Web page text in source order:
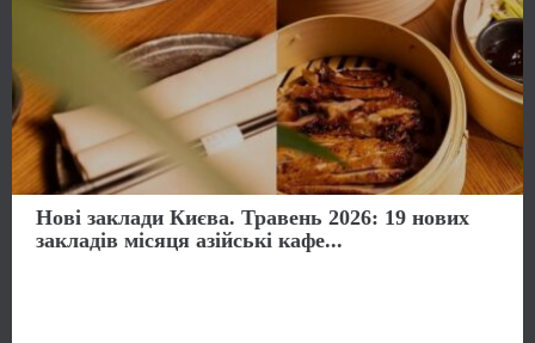
Нові заклади Києва. Травень 2026: 19 нових
закладів місяця азійські кафе...